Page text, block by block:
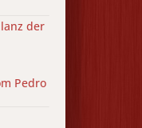
der
Pedro